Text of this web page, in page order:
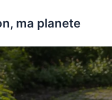
ma planete